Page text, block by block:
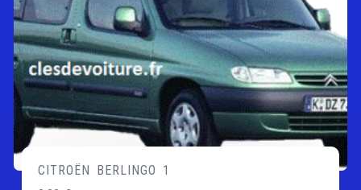
CITROËN BERLINGO 1